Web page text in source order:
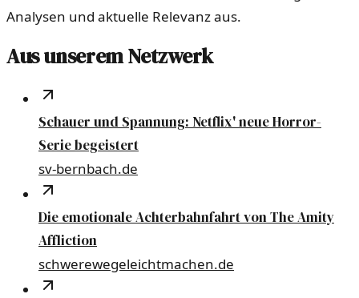
Analysen und aktuelle Relevanz aus.
Aus unserem Netzwerk
Schauer und Spannung: Netflix' neue Horror-
Serie begeistert
sv-bernbach.de
Die emotionale Achterbahnfahrt von The Amity
Affliction
schwerewegeleichtmachen.de